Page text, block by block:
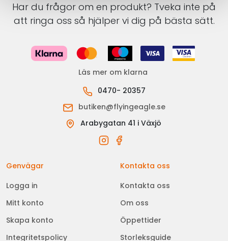
Har du frågor om en produkt? Tveka inte på
att ringa oss så hjälper vi dig på bästa sätt.
Läs mer om klarna
0470- 20357
butiken@flyingeagle.se
Arabygatan 41 i Växjö
Genvägar
Logga in
Mitt konto
Skapa konto
Integritetspolicy
Kontakta oss
Kontakta oss
Om oss
Öppettider
Storleksguide